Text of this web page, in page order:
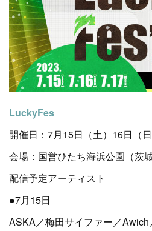
LuckyFes
開催日：7月15日（土）16日（
会場：国営ひたち海浜公園（茨
配信予定アーティスト
●7月15日
ASKA／梅田サイファー／